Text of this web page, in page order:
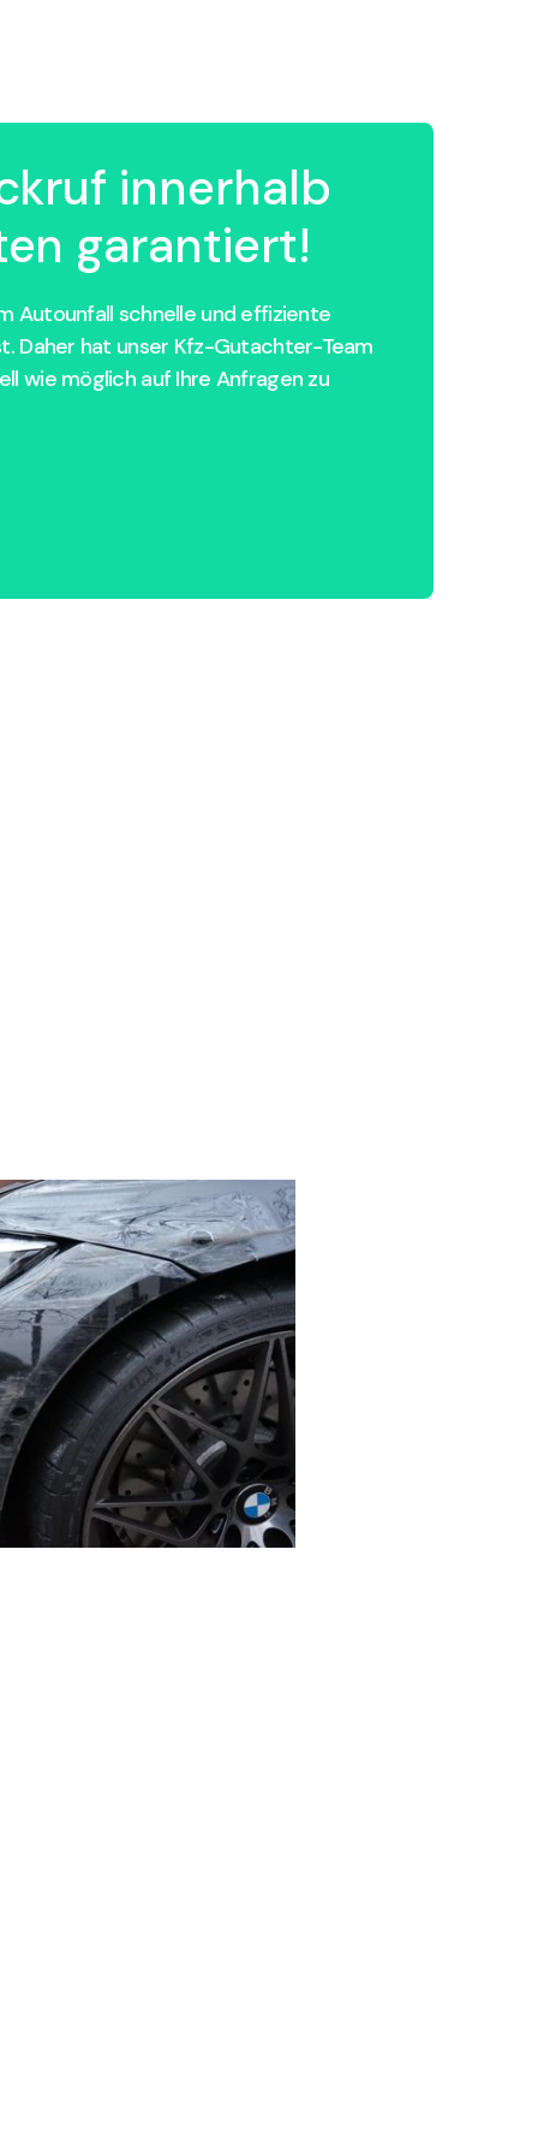
innerhalb
garantiert!
Autounfall schnelle und effiziente
Daher hat unser Kfz-Gutachter-Team
wie möglich auf Ihre Anfragen zu